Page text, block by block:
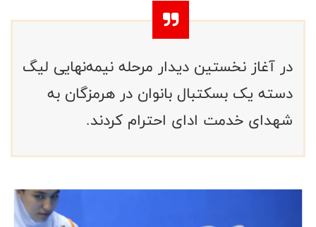
در آغاز نخستین دیدار مرحله نیمه‌نهایی لیگ
دسته یک بسکتبال بانوان در هرمزگان به
شهدای خدمت ادای احترام کردند.